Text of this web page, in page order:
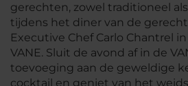
gerechten, zowel traditioneel
tijdens het diner van de
Executive Chef Carlo Chantrel
VANE. Sluit de avond af in de
toevoeging aan de geweldige
cocktail en geniet van het